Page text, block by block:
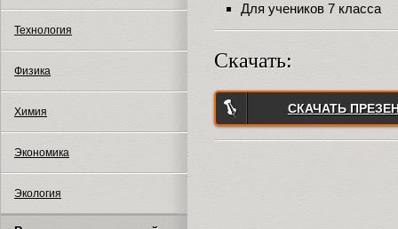
Технология
Физика
Химия
Экономика
Экология
Для учеников 7 класса
Скачать:
СКАЧАТЬ